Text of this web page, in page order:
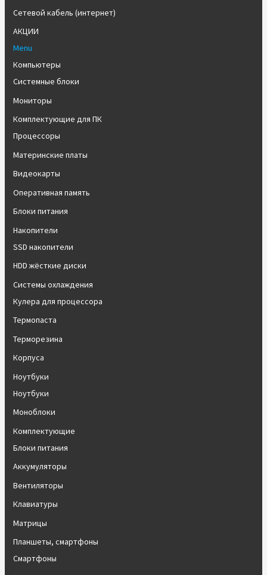
Сетевой кабель (интернет)
АКЦИИ
Menu
Компьютеры
Системные блоки
Мониторы
Комплектующие для ПК
Процессоры
Материнские платы
Видеокарты
Оперативная память
Блоки питания
Накопители
SSD накопители
HDD жёсткие диски
Системы охлаждения
Кулера для процессора
Термопаста
Терморезина
Корпуса
Ноутбуки
Ноутбуки
Моноблоки
Комплектующие
Блоки питания
Аккумуляторы
Вентиляторы
Клавиатуры
Матрицы
Планшеты, смартфоны
Смартфоны